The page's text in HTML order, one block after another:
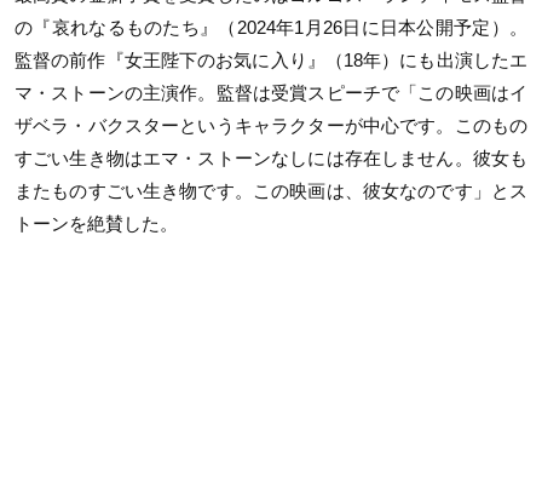
の『哀れなるものたち』（2024年1月26日に日本公開予定）。
監督の前作『女王陛下のお気に入り』（18年）にも出演したエ
マ・ストーンの主演作。監督は受賞スピーチで「この映画はイ
ザベラ・バクスターというキャラクターが中心です。このもの
すごい生き物はエマ・ストーンなしには存在しません。彼女も
またものすごい生き物です。この映画は、彼女なのです」とス
トーンを絶賛した。